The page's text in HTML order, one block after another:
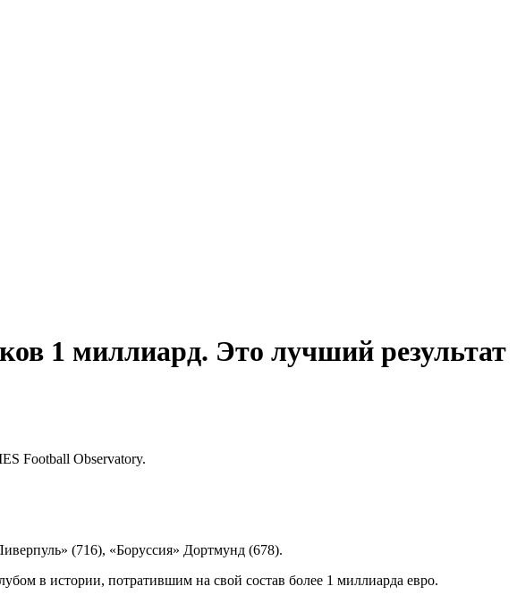
1 миллиард. Это лучший результат
Football Observatory.
(716), «Боруссия» Дортмунд (678).
в истории, потратившим на свой состав более 1 миллиарда евро.